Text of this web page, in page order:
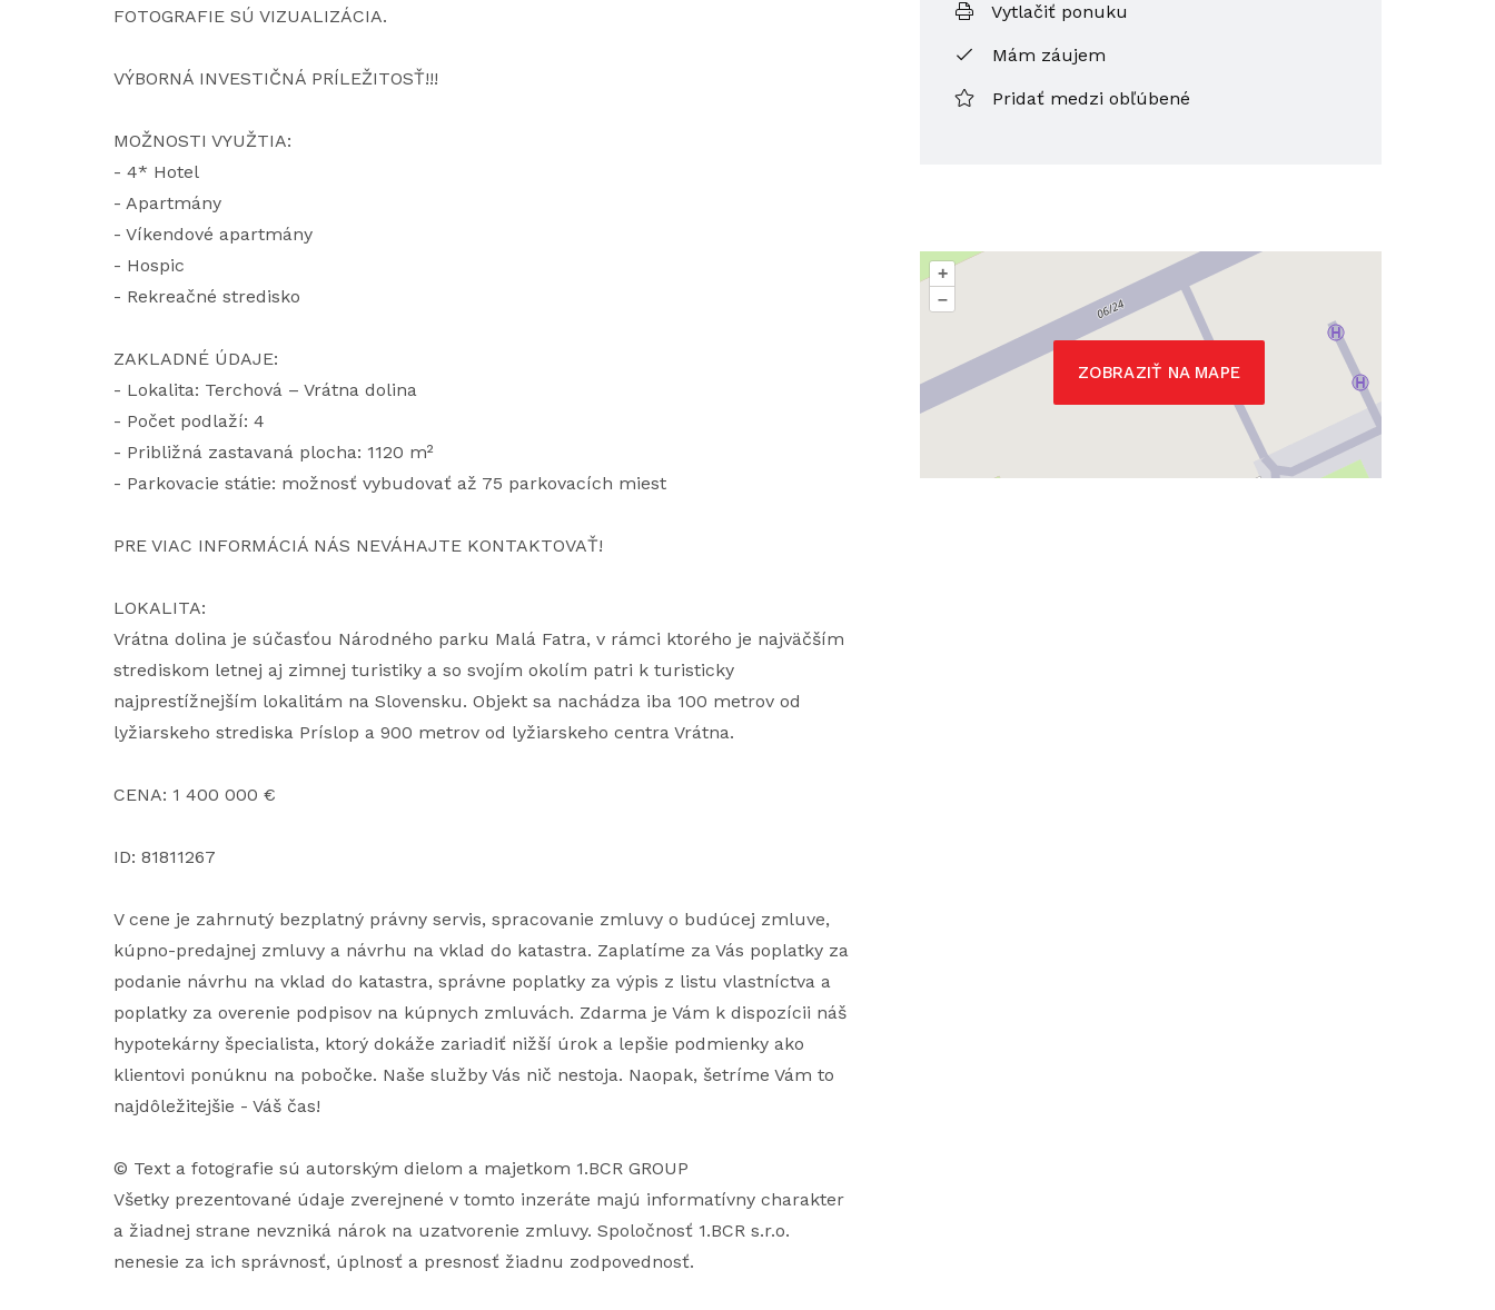
FOTOGRAFIE SÚ VIZUALIZÁCIA.
VÝBORNÁ INVESTIČNÁ PRÍLEŽITOSŤ!!!
MOŽNOSTI VYUŽTIA:
- 4* Hotel
- Apartmány
- Víkendové apartmány
- Hospic
- Rekreačné stredisko
ZAKLADNÉ ÚDAJE:
- Lokalita: Terchová – Vrátna dolina
- Počet podlaží: 4
- Približná zastavaná plocha: 1120 m²
- Parkovacie státie: možnosť vybudovať až 75 parkovacích miest
PRE VIAC INFORMÁCIÁ NÁS NEVÁHAJTE KONTAKTOVAŤ!
LOKALITA:
Vrátna dolina je súčasťou Národného parku Malá Fatra, v rámci ktorého je najväčším
strediskom letnej aj zimnej turistiky a so svojím okolím patri k turisticky
najprestížnejším lokalitám na Slovensku. Objekt sa nachádza iba 100 metrov od
lyžiarskeho strediska Príslop a 900 metrov od lyžiarskeho centra Vrátna.
CENA: 1 400 000 €
ID: 81811267
V cene je zahrnutý bezplatný právny servis, spracovanie zmluvy o budúcej zmluve,
kúpno-predajnej zmluvy a návrhu na vklad do katastra. Zaplatíme za Vás poplatky za
podanie návrhu na vklad do katastra, správne poplatky za výpis z listu vlastníctva a
poplatky za overenie podpisov na kúpnych zmluvách. Zdarma je Vám k dispozícii náš
hypotekárny špecialista, ktorý dokáže zariadiť nižší úrok a lepšie podmienky ako
klientovi ponúknu na pobočke. Naše služby Vás nič nestoja. Naopak, šetríme Vám to
najdôležitejšie - Váš čas!
© Text a fotografie sú autorským dielom a majetkom 1.BCR GROUP
Všetky prezentované údaje zverejnené v tomto inzeráte majú informatívny charakter
a žiadnej strane nevzniká nárok na uzatvorenie zmluvy. Spoločnosť 1.BCR s.r.o.
nenesie za ich správnosť, úplnosť a presnosť žiadnu zodpovednosť.
Vytlačiť ponuku
Mám záujem
Pridať medzi obľúbené
ZOBRAZIŤ NA MAPE
+
–